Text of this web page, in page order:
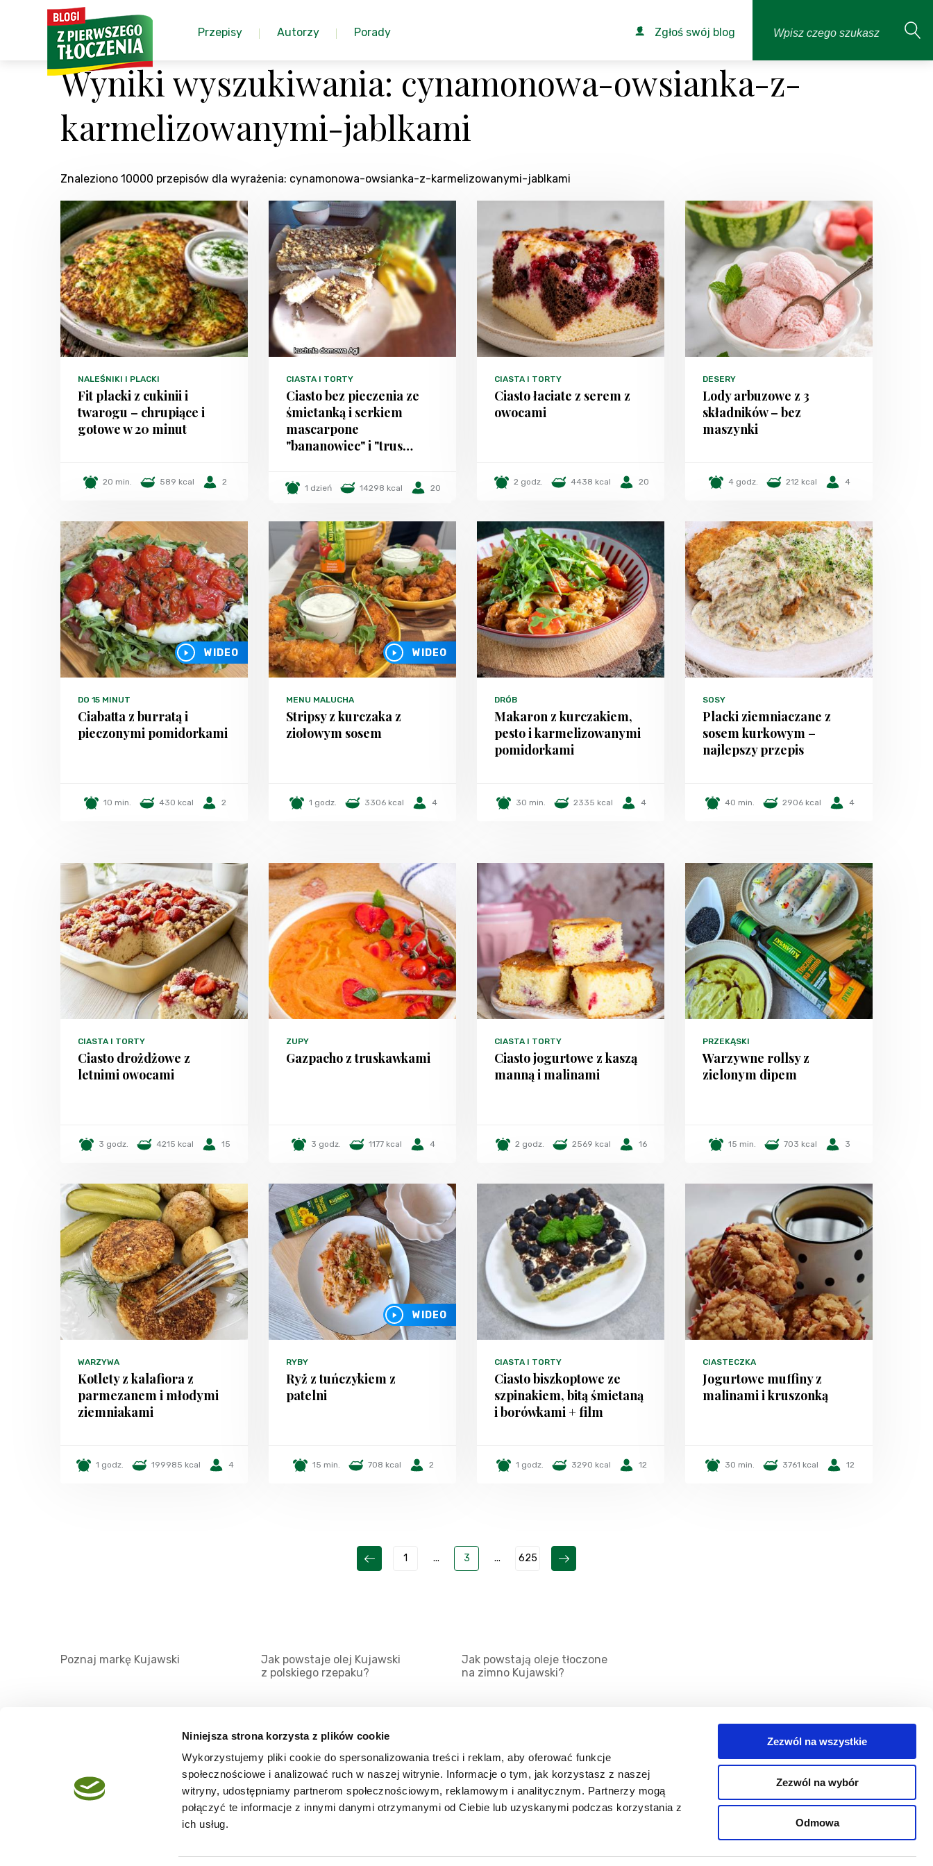
Niniejsza strona korzysta z plików cookie
Wykorzystujemy pliki cookie do spersonalizowania treści i reklam, aby oferować funkcje
społecznościowe i analizować ruch w naszej witrynie. Informacje o tym, jak korzystasz z naszej
witryny, udostępniamy partnerom społecznościowym, reklamowym i analitycznym. Partnerzy mogą
połączyć te informacje z innymi danymi otrzymanymi od Ciebie lub uzyskanymi podczas korzystania z
ich usług.
Zezwól na wszystkie
Zezwól na wybór
Odmowa
Przepisy Autorzy Porady Zgłoś swój blog
Wyniki wyszukiwania: cynamonowa-owsianka-z-
karmelizowanymi-jablkami
Znaleziono 10000 przepisów dla wyrażenia: cynamonowa-owsianka-z-karmelizowanymi-jablkami
NALEŚNIKI I PLACKI
Fit placki z cukinii i
twarogu – chrupiące i
gotowe w 20 minut
20 min. 589 kcal 2
CIASTA I TORTY
Ciasto bez pieczenia ze
śmietanką i serkiem
mascarpone
"bananowiec" i "trus…
1 dzień 14298 kcal 20
CIASTA I TORTY
Ciasto łaciate z serem z
owocami
2 godz. 4438 kcal 20
DESERY
Lody arbuzowe z 3
składników – bez
maszynki
4 godz. 212 kcal 4
WIDEO
DO 15 MINUT
Ciabatta z burratą i
pieczonymi pomidorkami
10 min. 430 kcal 2
WIDEO
MENU MALUCHA
Stripsy z kurczaka z
ziołowym sosem
1 godz. 3306 kcal 4
DRÓB
Makaron z kurczakiem,
pesto i karmelizowanymi
pomidorkami
30 min. 2335 kcal 4
SOSY
Placki ziemniaczane z
sosem kurkowym –
najlepszy przepis
40 min. 2906 kcal 4
CIASTA I TORTY
Ciasto drożdżowe z
letnimi owocami
3 godz. 4215 kcal 15
ZUPY
Gazpacho z truskawkami
3 godz. 1177 kcal 4
CIASTA I TORTY
Ciasto jogurtowe z kaszą
manną i malinami
2 godz. 2569 kcal 16
PRZEKĄSKI
Warzywne rollsy z
zielonym dipem
15 min. 703 kcal 3
WARZYWA
Kotlety z kalafiora z
parmezanem i młodymi
ziemniakami
1 godz. 199985 kcal 4
WIDEO
RYBY
Ryż z tuńczykiem z
patelni
15 min. 708 kcal 2
CIASTA I TORTY
Ciasto biszkoptowe ze
szpinakiem, bitą śmietaną
i borówkami + film
1 godz. 3290 kcal 12
CIASTECZKA
Jogurtowe muffiny z
malinami i kruszonką
30 min. 3761 kcal 12
1 ... 3 ... 625
Poznaj markę Kujawski
Jak powstaje olej Kujawski
z polskiego rzepaku?
Jak powstają oleje tłoczone
na zimno Kujawski?
Regulamin
Mapa serwisu
Kanały RSS
Porady
Kategorie
Kontakt
Zaloguj się